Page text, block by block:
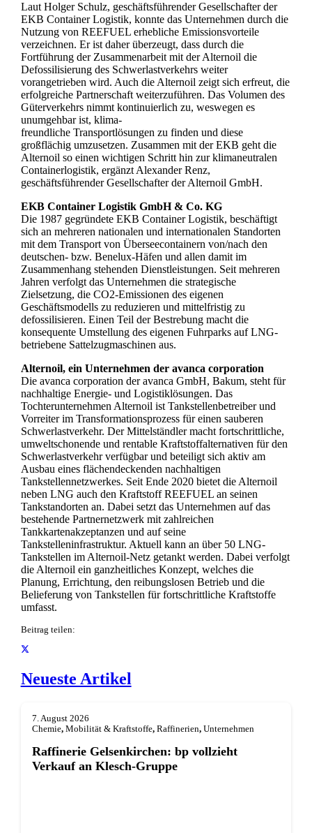
Laut Holger Schulz, geschäftsführender Gesellschafter der
EKB Container Logistik, konnte das Unternehmen durch die
Nutzung von REEFUEL erhebliche Emissionsvorteile
verzeichnen. Er ist daher überzeugt, dass durch die
Fortführung der Zusammenarbeit mit der Alternoil die
Defossilisierung des Schwerlastverkehrs weiter
vorangetrieben wird. Auch die Alternoil zeigt sich erfreut, die
erfolgreiche Partnerschaft weiterzuführen. Das Volumen des
Güterverkehrs nimmt kontinuierlich zu, weswegen es
unumgehbar ist, klima-
freundliche Transportlösungen zu finden und diese
großflächig umzusetzen. Zusammen mit der EKB geht die
Alternoil so einen wichtigen Schritt hin zur klimaneutralen
Containerlogistik, ergänzt Alexander Renz,
geschäftsführender Gesellschafter der Alternoil GmbH.
EKB Container Logistik GmbH & Co. KG
Die 1987 gegründete EKB Container Logistik, beschäftigt
sich an mehreren nationalen und internationalen Standorten
mit dem Transport von Überseecontainern von/nach den
deutschen- bzw. Benelux-Häfen und allen damit im
Zusammenhang stehenden Dienstleistungen. Seit mehreren
Jahren verfolgt das Unternehmen die strategische
Zielsetzung, die CO2-Emissionen des eigenen
Geschäftsmodells zu reduzieren und mittelfristig zu
defossilisieren. Einen Teil der Bestrebung macht die
konsequente Umstellung des eigenen Fuhrparks auf LNG-
betriebene Sattelzugmaschinen aus.
Alternoil, ein Unternehmen der avanca corporation
Die avanca corporation der avanca GmbH, Bakum, steht für
nachhaltige Energie- und Logistiklösungen. Das
Tochterunternehmen Alternoil ist Tankstellenbetreiber und
Vorreiter im Transformationsprozess für einen sauberen
Schwerlastverkehr. Der Mittelständler macht fortschrittliche,
umweltschonende und rentable Kraftstoffalternativen für den
Schwerlastverkehr verfügbar und beteiligt sich aktiv am
Ausbau eines flächendeckenden nachhaltigen
Tankstellennetzwerkes. Seit Ende 2020 bietet die Alternoil
neben LNG auch den Kraftstoff REEFUEL an seinen
Tankstandorten an. Dabei setzt das Unternehmen auf das
bestehende Partnernetzwerk mit zahlreichen
Tankkartenakzeptanzen und auf seine
Tankstelleninfrastruktur. Aktuell kann an über 50 LNG-
Tankstellen im Alternoil-Netz getankt werden. Dabei verfolgt
die Alternoil ein ganzheitliches Konzept, welches die
Planung, Errichtung, den reibungslosen Betrieb und die
Belieferung von Tankstellen für fortschrittliche Kraftstoffe
umfasst.
Beitrag teilen:
Neueste Artikel
7. August 2026
Chemie, Mobilität & Kraftstoffe, Raffinerien, Unternehmen
Raffinerie Gelsenkirchen: bp vollzieht
Verkauf an Klesch-Gruppe